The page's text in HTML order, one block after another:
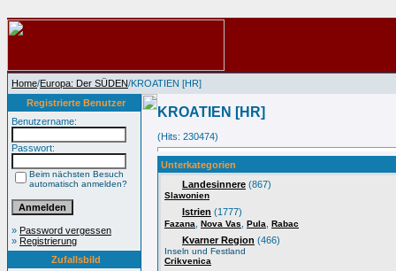
Home/Europa: Der SÜDEN/KROATIEN [HR]
Registrierte Benutzer
Benutzername:
Passwort:
Beim nächsten Besuch
automatisch anmelden?
» Password vergessen
» Registrierung
Zufallsbild
KROATIEN [HR]
(Hits: 230474)
Unterkategorien
Landesinnere (867)
Slawonien
Istrien (1777)
Fazana Nova Vas Pula Rabac
Kvarner Region (466)
Inseln und Festland
Crikvenica